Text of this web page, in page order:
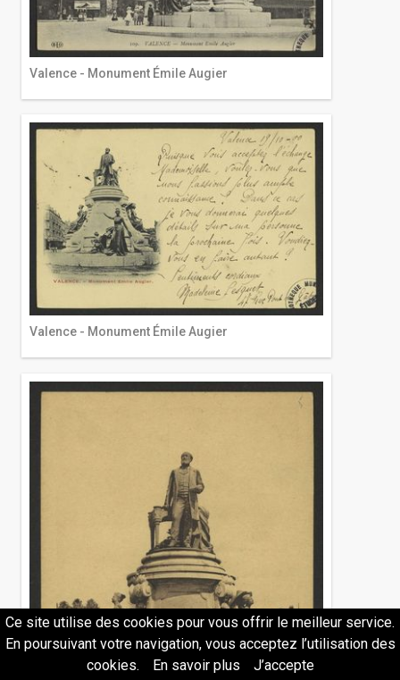
Valence - Monument Émile Augier
Valence - Monument Émile Augier
Ce site utilise des cookies pour vous offrir le meilleur service.
En poursuivant votre navigation, vous acceptez l’utilisation des
cookies.
En savoir plus J’accepte